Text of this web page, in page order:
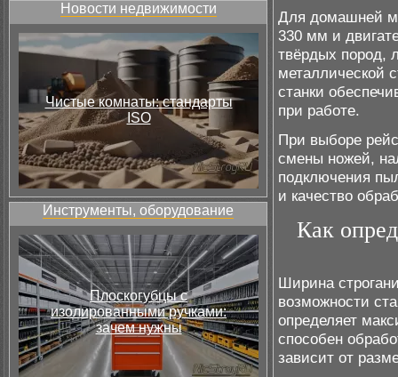
Новости недвижимости
Чистые комнаты: стандарты
ISO
Инструменты, оборудование
Плоскогубцы с
изолированными ручками:
зачем нужны
Для домашней
330 мм и
твёрдых пород,
металлической
станки
при работе.
При выборе
смены ножей,
подключения
и качество
Как
Ширина
возможности
определяет
способен
зависит от